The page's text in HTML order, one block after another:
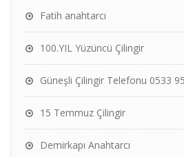
Fatih anahtarcı
100.YIL Yüzüncü Çilingir
Güneşli Çilingir Telefonu 0533
15 Temmuz Çilingir
Demirkapı Anahtarcı